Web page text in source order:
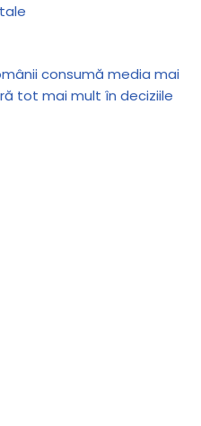
consumă media mai
tot mai mult în deciziile